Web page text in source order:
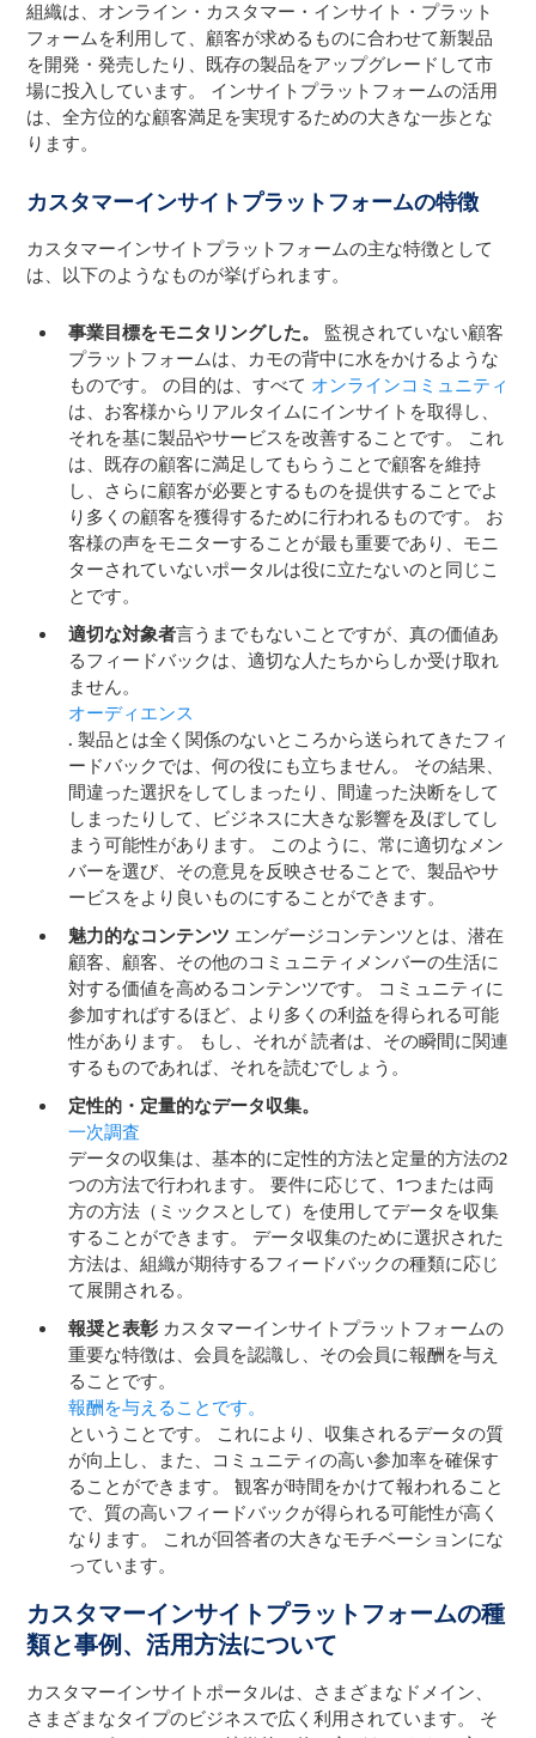
組織は、オンライン・カスタマー・インサイト・プラット
フォームを利用して、顧客が求めるものに合わせて新製品
を開発・発売したり、既存の製品をアップグレードして市
場に投入しています。 インサイトプラットフォームの活用
は、全方位的な顧客満足を実現するための大きな一歩とな
ります。
カスタマーインサイトプラットフォームの特徴
カスタマーインサイトプラットフォームの主な特徴として
は、以下のようなものが挙げられます。
事業目標をモニタリングした。
監視されていない顧客
プラットフォームは、カモの背中に水をかけるような
ものです。 の目的は、すべて オンラインコミュニティ
は、お客様からリアルタイムにインサイトを取得し、
それを基に製品やサービスを改善することです。 これ
は、既存の顧客に満足してもらうことで顧客を維持
し、さらに顧客が必要とするものを提供することでよ
り多くの顧客を獲得するために行われるものです。 お
客様の声をモニターすることが最も重要であり、モニ
ターされていないポータルは役に立たないのと同じこ
とです。
適切な対象者言うまでもないことですが、真の価値あ
るフィードバックは、適切な人たちからしか受け取れ
ません。
オーディエンス
. 製品とは全く関係のないところから送られてきたフィ
ードバックでは、何の役にも立ちません。 その結果、
間違った選択をしてしまったり、間違った決断をして
しまったりして、ビジネスに大きな影響を及ぼしてし
まう可能性があります。 このように、常に適切なメン
バーを選び、その意見を反映させることで、製品やサ
ービスをより良いものにすることができます。
魅力的なコンテンツ エンゲージコンテンツとは、潜在
顧客、顧客、その他のコミュニティメンバーの生活に
対する価値を高めるコンテンツです。 コミュニティに
参加すればするほど、より多くの利益を得られる可能
性があります。 もし、それが読者は、その瞬間に関連
するものであれば、それを読むでしょう。
定性的・定量的なデータ収集。
一次調査
データの収集は、基本的に定性的方法と定量的方法の2
つの方法で行われます。 要件に応じて、1つまたは両
方の方法（ミックスとして）を使用してデータを収集
することができます。 データ収集のために選択された
方法は、組織が期待するフィードバックの種類に応じ
て展開される。
報奨と表彰 カスタマーインサイトプラットフォームの
重要な特徴は、会員を認識し、その会員に報酬を与え
ることです。
報酬を与えることです。
ということです。 これにより、収集されるデータの質
が向上し、また、コミュニティの高い参加率を確保す
ることができます。 観客が時間をかけて報われること
で、質の高いフィードバックが得られる可能性が高く
なります。 これが回答者の大きなモチベーションにな
っています。
カスタマーインサイトプラットフォームの種
類と事例、活用方法について
カスタマーインサイトポータルは、さまざまなドメイン、
さまざまなタイプのビジネスで広く利用されています。 そ